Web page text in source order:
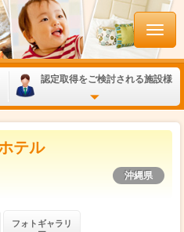
認定取得をご検討される施設様
テル
沖縄県
フォトギャラリ